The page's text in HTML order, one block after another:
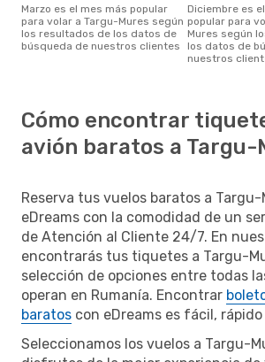
marzo es el mes más popular
para volar a Targu-Mures según
los resultados de los datos de
búsqueda de nuestros clientes
diciembre es el mes menos
popular para
Mures según
los datos de
nuestros
Cómo encontrar
avión baratos a Targu-
Reserva tus vuelos baratos a Targu-
eDreams con la comodidad de un
de Atención al Cliente 24/7. En
encontrarás tus tiquetes a Targu-
selección de opciones entre todas
operan en Rumanía. Encontrar
baratos con eDreams es fácil,
Seleccionamos los vuelos a Targu-